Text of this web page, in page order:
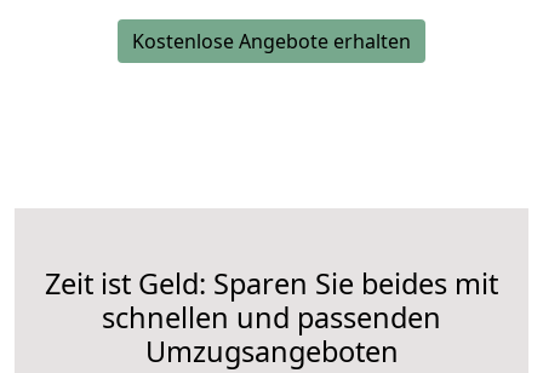
Kostenlose Angebote erhalten
Zeit ist Geld: Sparen Sie beides mit
schnellen und passenden
Umzugsangeboten